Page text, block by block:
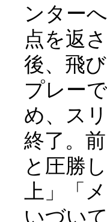
ンター
点を返
後、飛
プレー
め、ス
終了。
と圧勝
上」「
いづい